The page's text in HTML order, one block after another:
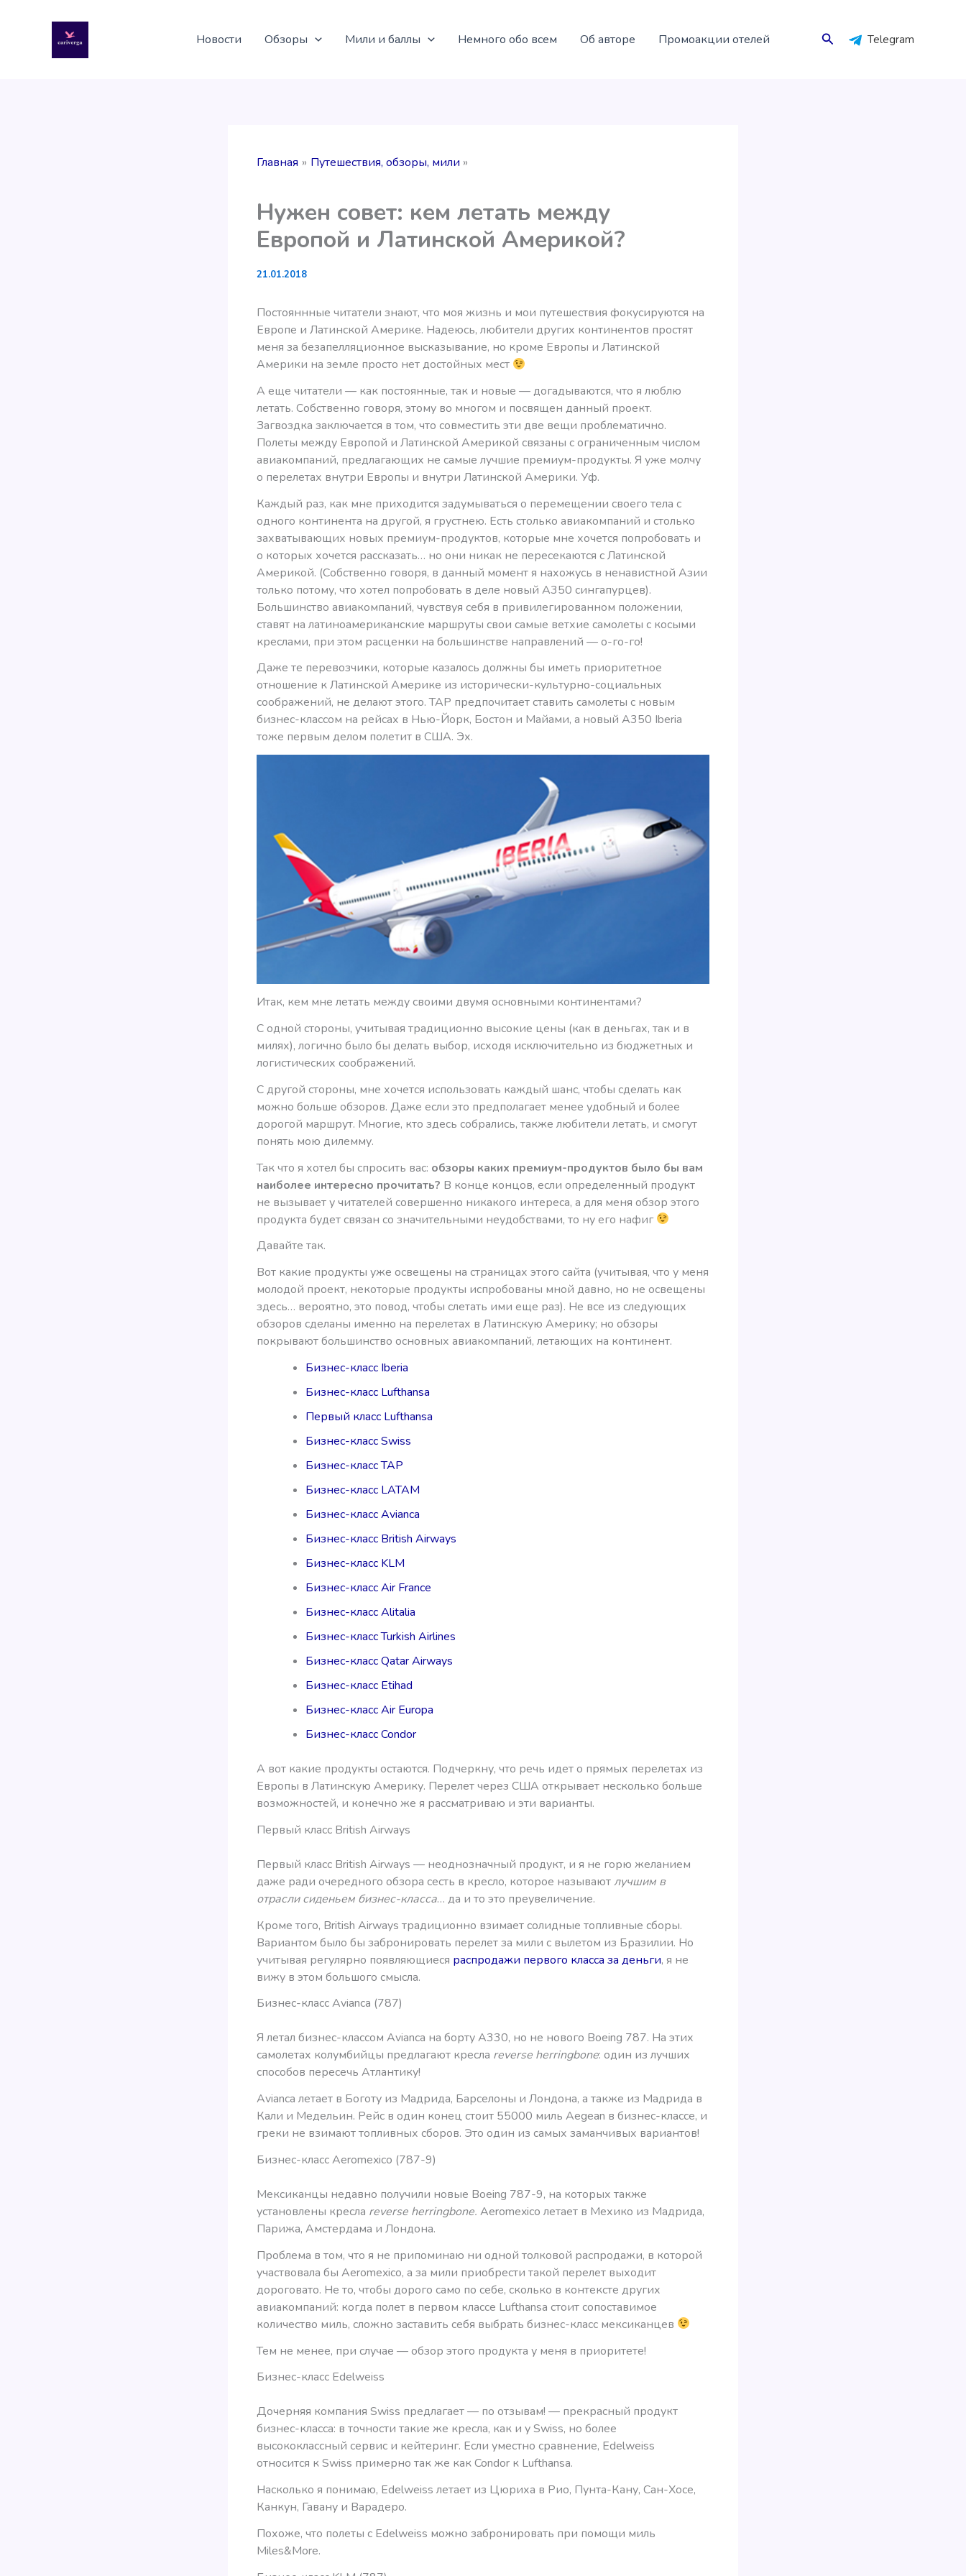
содержимому
Новости Обзоры Мили и баллы Немного обо всем Об авторе Промоакции отелей Поиск Telegram
Главная Путешествия, обзоры, мили
Нужен совет: кем летать между
Европой и Латинской Америкой?
21.01.2018
Постояннные читатели знают, что моя жизнь и мои путешествия фокусируются на
Европе и Латинской Америке. Надеюсь, любители других континентов простят
меня за безапелляционное высказывание, но кроме Европы и Латинской
Америки на земле просто нет достойных мест
А еще читатели — как постоянные, так и новые — догадываются, что я люблю
летать. Собственно говоря, этому во многом и посвящен данный проект.
Загвоздка заключается в том, что совместить эти две вещи проблематично.
Полеты между Европой и Латинской Америкой связаны с ограниченным числом
авиакомпаний, предлагающих не самые лучшие премиум-продукты. Я уже молчу
о перелетах внутри Европы и внутри Латинской Америки. Уф.
Каждый раз, как мне приходится задумываться о перемещении своего тела с
одного континента на другой, я грустнею. Есть столько авиакомпаний и столько
захватывающих новых премиум-продуктов, которые мне хочется попробовать и
о которых хочется рассказать… но они никак не пересекаются с Латинской
Америкой. (Собственно говоря, в данный момент я нахожусь в ненавистной Азии
только потому, что хотел попробовать в деле новый А350 сингапурцев).
Большинство авиакомпаний, чувствуя себя в привилегированном положении,
ставят на латиноамериканские маршруты свои самые ветхие самолеты с косыми
креслами, при этом расценки на большинстве направлений — о-го-го!
Даже те перевозчики, которые казалось должны бы иметь приоритетное
отношение к Латинской Америке из исторически-культурно-социальных
соображений, не делают этого. TAP предпочитает ставить самолеты с новым
бизнес-классом на рейсах в Нью-Йорк, Бостон и Майами, а новый А350 Iberia
тоже первым делом полетит в США. Эх.
Итак, кем мне летать между своими двумя основными континентами?
С одной стороны, учитывая традиционно высокие цены (как в деньгах, так и в
милях), логично было бы делать выбор, исходя исключительно из бюджетных и
логистических соображений.
С другой стороны, мне хочется использовать каждый шанс, чтобы сделать как
можно больше обзоров. Даже если это предполагает менее удобный и более
дорогой маршрут. Многие, кто здесь собрались, также любители летать, и смогут
понять мою дилемму.
Так что я хотел бы спросить вас: обзоры каких премиум-продуктов было бы вам
наиболее интересно прочитать? В конце концов, если определенный продукт
не вызывает у читателей совершенно никакого интереса, а для меня обзор этого
продукта будет связан со значительными неудобствами, то ну его нафиг
Давайте так.
Вот какие продукты уже освещены на страницах этого сайта (учитывая, что у меня
молодой проект, некоторые продукты испробованы мной давно, но не освещены
здесь… вероятно, это повод, чтобы слетать ими еще раз). Не все из следующих
обзоров сделаны именно на перелетах в Латинскую Америку; но обзоры
покрывают большинство основных авиакомпаний, летающих на континент.
Бизнес-класс Iberia
Бизнес-класс Lufthansa
Первый класс Lufthansa
Бизнес-класс Swiss
Бизнес-класс TAP
Бизнес-класс LATAM
Бизнес-класс Avianca
Бизнес-класс British Airways
Бизнес-класс KLM
Бизнес-класс Air France
Бизнес-класс Alitalia
Бизнес-класс Turkish Airlines
Бизнес-класс Qatar Airways
Бизнес-класс Etihad
Бизнес-класс Air Europa
Бизнес-класс Condor
А вот какие продукты остаются. Подчеркну, что речь идет о прямых перелетах из
Европы в Латинскую Америку. Перелет через США открывает несколько больше
возможностей, и конечно же я рассматриваю и эти варианты.
Первый класс British Airways
Первый класс British Airways — неоднозначный продукт, и я не горю желанием
даже ради очередного обзора сесть в кресло, которое называютлучшим в
отрасли сиденьем бизнес-класса… да и то это преувеличение.
Кроме того, British Airways традиционно взимает солидные топливные сборы.
Вариантом было бы забронировать перелет за мили с вылетом из Бразилии. Но
учитывая регулярно появляющиеся распродажи первого класса за деньги, я не
вижу в этом большого смысла.
Бизнес-класс Avianca (787)
Я летал бизнес-классом Avianca на борту А330, но не нового Boeing 787. На этих
самолетах колумбийцы предлагают кресла reverse herringbone: один из лучших
способов пересечь Атлантику!
Avianca летает в Боготу из Мадрида, Барселоны и Лондона, а также из Мадрида в
Кали и Медельин. Рейс в один конец стоит 55000 миль Aegean в бизнес-классе, и
греки не взимают топливных сборов. Это один из самых заманчивых вариантов!
Бизнес-класс Aeromexico (787-9)
Мексиканцы недавно получили новые Boeing 787-9, на которых также
установлены кресла reverse herringbone. Aeromexico летает в Мехико из Мадрида,
Парижа, Амстердама и Лондона.
Проблема в том, что я не припоминаю ни одной толковой распродажи, в которой
участвовала бы Aeromexico, а за мили приобрести такой перелет выходит
дороговато. Не то, чтобы дорого само по себе, сколько в контексте других
авиакомпаний: когда полет в первом классе Lufthansa стоит сопоставимое
количество миль, сложно заставить себя выбрать бизнес-класс мексиканцев
Тем не менее, при случае — обзор этого продукта у меня в приоритете!
Бизнес-класс Edelweiss
Дочерняя компания Swiss предлагает — по отзывам! — прекрасный продукт
бизнес-класса: в точности такие же кресла, как и у Swiss, но более
высококлассный сервис и кейтеринг. Если уместно сравнение, Edelweiss
относится к Swiss примерно так же как Condor к Lufthansa.
Насколько я понимаю, Edelweiss летает из Цюриха в Рио, Пунта-Кану, Сан-Хосе,
Канкун, Гавану и Варадеро.
Похоже, что полеты с Edelweiss можно забронировать при помощи миль
Miles&More.